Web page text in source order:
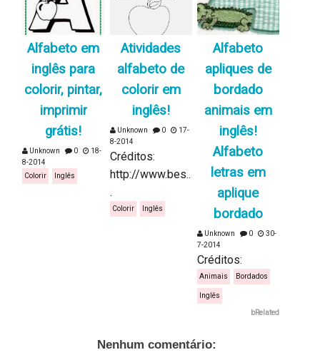
Alfabeto em
inglês para
colorir, pintar,
imprimir
grátis!
Unknown 0
18-
8-2014
Colorir
Inglês
Atividades
alfabeto de
colorir em
inglês!
Unknown 0
17-
8-2014
Créditos:
http://www.bes..
.
Colorir Inglês
Alfabeto
apliques de
bordado
animais em
inglês!
Alfabeto
letras em
aplique
bordado
Unknown 0
30-
7-2014
Créditos:
Animais Bordados
Inglês
bRelated
Nenhum comentário: